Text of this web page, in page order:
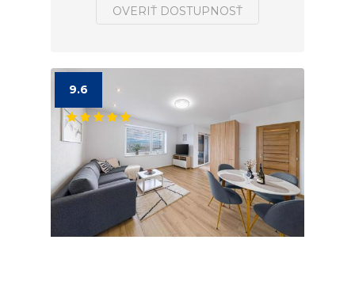
OVERIŤ DOSTUPNOSŤ
9.6